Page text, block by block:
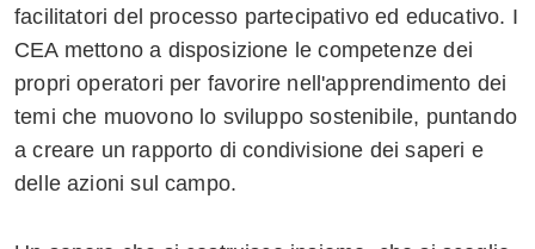
facilitatori del processo partecipativo ed educativo. I
CEA mettono a disposizione le competenze dei
propri operatori per favorire nell'apprendimento dei
temi che muovono lo sviluppo sostenibile, puntando
a creare un rapporto di condivisione dei saperi e
delle azioni sul campo.